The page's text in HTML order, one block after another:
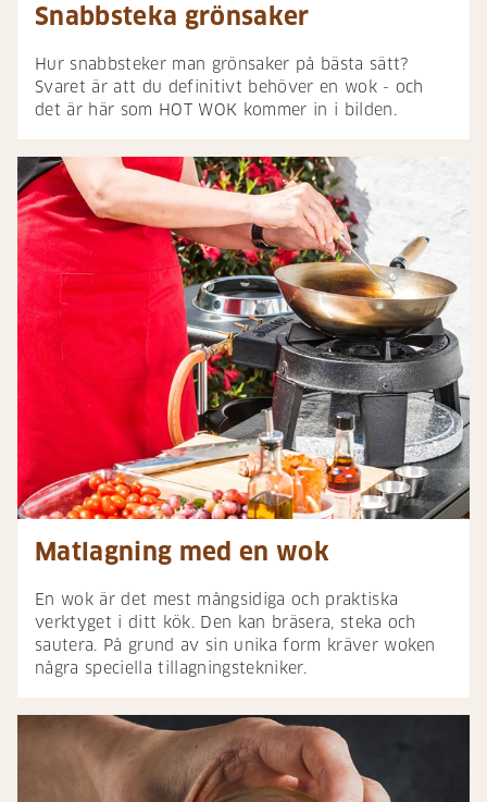
Snabbsteka grönsaker
Hur snabbsteker man grönsaker på bästa sätt?
Svaret är att du definitivt behöver en wok - och
det är här som HOT WOK kommer in i bilden.
Matlagning med en wok
En wok är det mest mångsidiga och praktiska
verktyget i ditt kök. Den kan bräsera, steka och
sautera. På grund av sin unika form kräver woken
några speciella tillagningstekniker.